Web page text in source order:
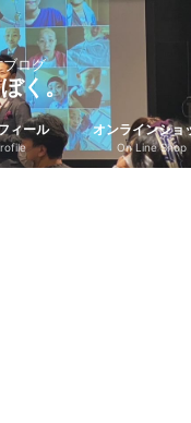
ログ
く。
ィール オンラインショ
On Line Shop